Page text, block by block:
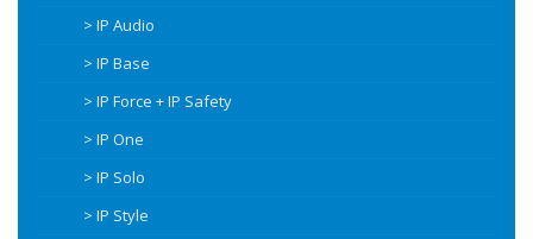
> IP Audio
> IP Base
> IP Force + IP Safety
> IP One
> IP Solo
> IP Style